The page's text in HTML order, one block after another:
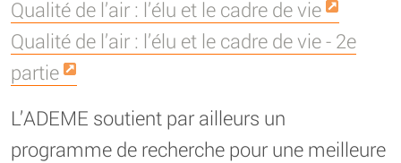
Qualité de l’air : l’élu et le cadre de vie
Qualité de l’air : l’élu et le cadre de vie - 2e
partie
L’ADEME soutient par ailleurs un
programme de recherche pour une meilleure